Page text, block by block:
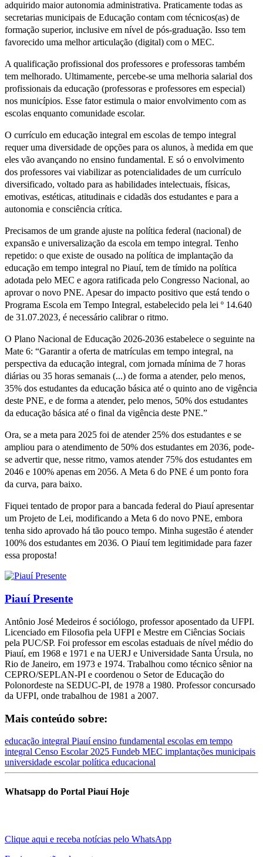
adquirido maior autonomia administrativa. Praticamente todas as
secretarias municipais de Educação contam com técnicos(as) de
formação superior, inclusive em nível de pós-graduação. Isso tem
favorecido uma melhor articulação (digital) com o MEC.
A qualificação profissional dos professores e professoras também
tem melhorado. Ultimamente, percebe-se uma melhoria salarial dos
profissionais da educação (professoras e professores em especial)
nos municípios. Esse fator estimula o maior envolvimento com as
escolas enquanto comunidade escolar.
O currículo em educação integral em escolas de tempo integral
requer uma diversidade de opções para os alunos, à medida em que
eles vão avançando no ensino fundamental. E só o envolvimento
dos professores vai viabilizar as potencialidades de um currículo
diversificado, voltado para as habilidades intelectuais, físicas,
emotivas, estéticas, atitudinais e cidadãs dos estudantes e para a
autonomia e consciência crítica.
Precisamos de um grande ajuste na política federal (nacional) de
expansão e universalização da escola em tempo integral. Tenho
repetido: o que existe de ousado na política de implantação da
educação em tempo integral no Piauí, tem de tímido na política
adotada pelo MEC e agora ratificada pelo Congresso Nacional, ao
aprovar o novo PNE. Apesar do impacto positivo que está tendo o
Programa Escola em Tempo Integral, estabelecido pela lei º 14.640
de 31.07.2023, é necessário calibrar o ritmo.
O Plano Nacional de Educação 2026-2036 estabelece o seguinte na
Mate 6: “Garantir a oferta de matrículas em tempo integral, na
perspectiva da educação integral, com jornada mínima de 7 horas
diárias ou 35 horas semanais (...) de forma a atender, pelo menos,
35% dos estudantes da educação básica até o quinto ano de vigência
deste PNE, e de forma a atender, pelo menos, 50% dos estudantes
da educação básica até o final da vigência deste PNE.”
Ora, se a meta para 2025 foi de atender 25% dos estudantes e se
ampliou para o atendimento de 50% dos estudantes em 2036, pode-
se advertir que, nesse ritmo, vamos atender 75% dos estudantes em
2046 e 100% apenas em 2056. A Meta 6 do PNE é um ponto fora
da curva, para baixo.
Fiquei tentado de propor para a bancada federal do Piauí apresentar
um Projeto de Lei, modificando a Meta 6 do novo PNE, embora
tenha sido aprovado há tão pouco tempo. Minha sugestão é atender
100% dos estudantes em 2036. O Piauí tem legitimidade para fazer
essa proposta!
Piauí Presente
Antônio José Medeiros é sociólogo, professor aposentado da UFPI.
Licenciado em Filosofia pela UFPI e Mestre em Ciências Sociais
pela PUC/SP. Foi professor em escolas estaduais de nível médio do
Piauí, em 1968 e 1971 e na UERJ e Universidade Santa Úrsula, no
Rio de Janeiro, em 1973 e 1974. Trabalhou como técnico sênior na
CEPRO/SEPLAN-PI e coordenou o Setor de Educação do
Polonordeste na SEDUC-PI, de 1978 a 1980. Professor concursado
da UFPI, onde trabalhou de 1981 a 2007.
Mais conteúdo sobre:
educação integral Piauíensino fundamental escolas em tempo
integral Censo Escolar 2025 Fundeb MEC implantações municipais
universidade escolarpolítica educacional
Whatsapp do Portal Piauí Hoje
Clique aqui e receba notícias pelo WhatsApp